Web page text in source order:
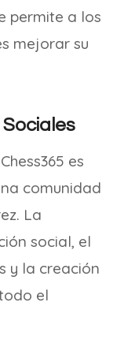
permite a los
mejorar su
Sociales
es
comunidad
La
social, el
y la creación
el